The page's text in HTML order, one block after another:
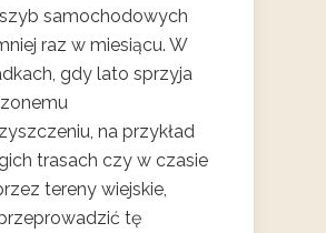
samochodowych
raz w miesiącu. W
gdy lato sprzyja
na przykład
trasach czy w czasie
tereny wiejskie,
tę